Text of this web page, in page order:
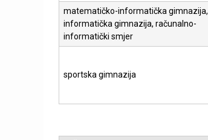
matematičko-informatička gimnazija,
informatička gimnazija, računalno-
informatički smjer
sportska gimnazija